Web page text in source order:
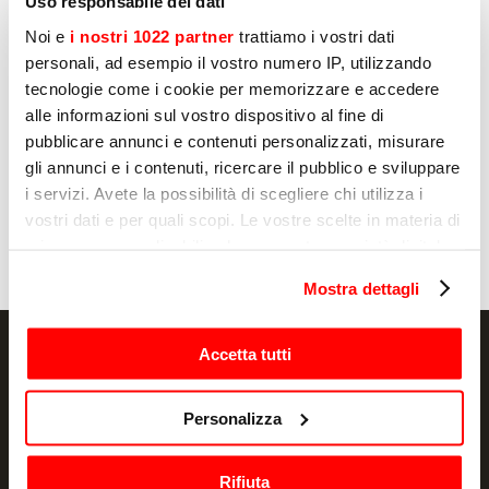
Noi e i nostri 1022 partner trattiamo i vostri dati
personali, ad esempio il vostro numero IP, utilizzando
tecnologie come i cookie per memorizzare e accedere
alle informazioni sul vostro dispositivo al fine di
pubblicare annunci e contenuti personalizzati, misurare
gli annunci e i contenuti, ricercare il pubblico e sviluppare
i servizi. Avete la possibilità di scegliere chi utilizza i
vostri dati e per quali scopi. Le vostre scelte in materia di
modificare o revocare il proprio consenso in qualsiasi
momento dalla Dichiarazione sui cookie o facendo clic
sull'icona di attivazione della privacy.
raccogliere informazioni sulla tua posizione
geografica, con un'approssimazione di qualche
Mostra dettagli
Accetta tutti
Personalizza
Rifiuta
Oui
Envoyer
NEWSLETTER
Actualité et promotions, directement dans